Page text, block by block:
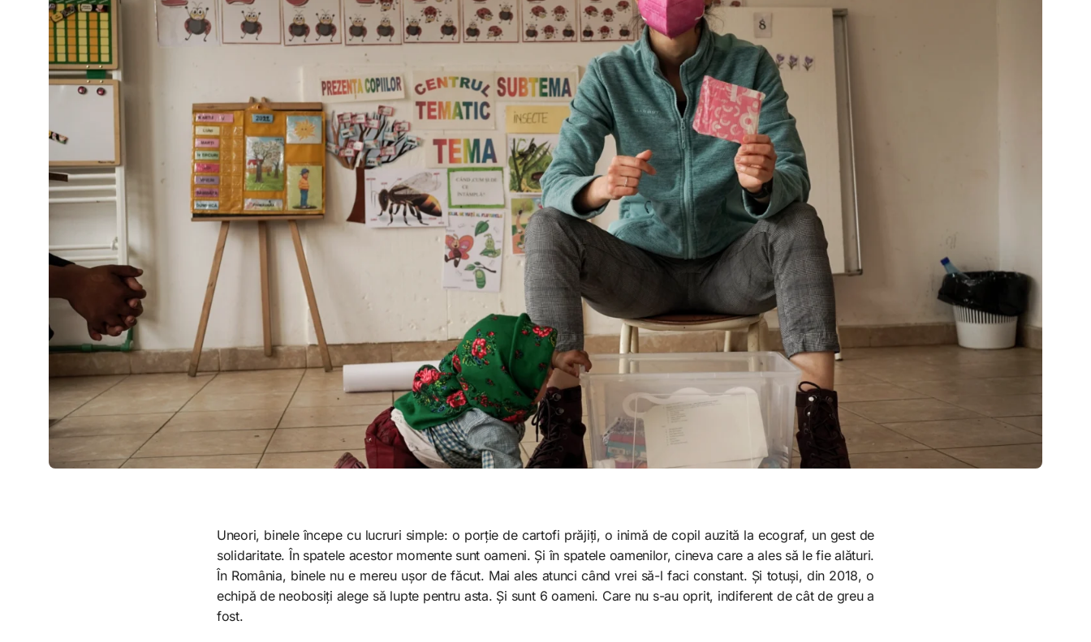
Uneori, binele începe cu lucruri simple: o porție de cartofi prăjiți, o inimă de copil auzită la ecograf, un gest de
solidaritate. În spatele acestor momente sunt oameni. Și în spatele oamenilor, cineva care a ales să le fie alături.
În România, binele nu e mereu ușor de făcut. Mai ales atunci când vrei să-l faci constant. Și totuși, din 2018, o
echipă de neobosiți alege să lupte pentru asta. Și sunt 6 oameni. Care nu s-au oprit, indiferent de cât de greu a
fost.